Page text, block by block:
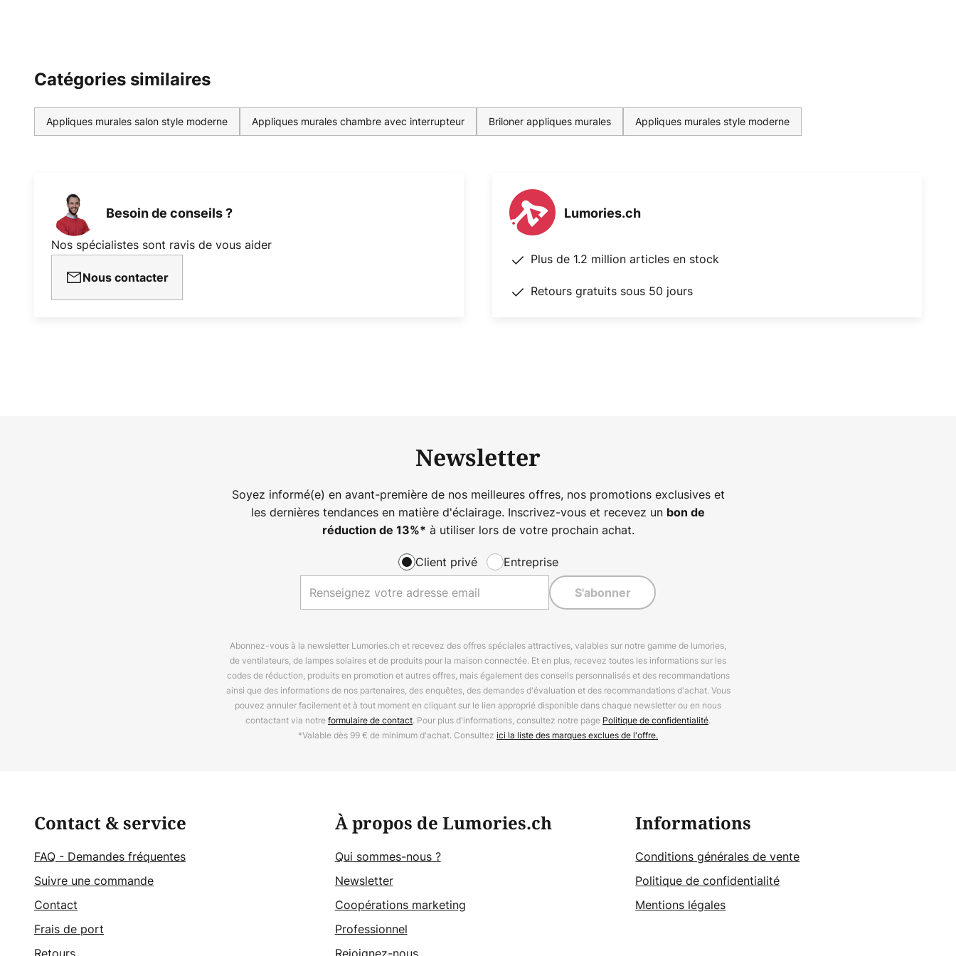
Catégories similaires
Appliques murales salon style moderne Appliques murales chambre avec interrupteur Briloner appliques murales Appliques murales style moderne
Besoin de conseils ?
Nos spécialistes sont ravis de vous aider
Nous contacter
Lumories.ch
Plus de 1.2 million articles en stock
Retours gratuits sous 50 jours
Newsletter
Soyez informé(e) en avant-première de nos meilleures offres, nos promotions exclusives et
les dernières tendances en matière d'éclairage. Inscrivez-vous et recevez un bon de
réduction de 13%* à utiliser lors de votre prochain achat.
Client privé Entreprise
S'abonner
Abonnez-vous à la newsletter Lumories.ch et recevez des offres spéciales attractives, valables sur notre gamme de lumories,
de ventilateurs, de lampes solaires et de produits pour la maison connectée. Et en plus, recevez toutes les informations sur les
codes de réduction, produits en promotion et autres offres, mais également des conseils personnalisés et des recommandations
ainsi que des informations de nos partenaires, des enquêtes, des demandes d'évaluation et des recommandations d'achat. Vous
pouvez annuler facilement et à tout moment en cliquant sur le lien approprié disponible dans chaque newsletter ou en nous
contactant via notreformulaire de contact. Pour plus d'informations, consultez notre page Politique de confidentialité.
*Valable dès 99 € de minimum d'achat. Consultez ici la liste des marques exclues de l'offre.
Contact & service
FAQ - Demandes fréquentes
Suivre une commande
Contact
Frais de port
À propos de Lumories.ch
Qui sommes-nous ?
Newsletter
Coopérations marketing
Professionnel
Informations
Conditions générales de vente
Politique de confidentialité
Mentions légales